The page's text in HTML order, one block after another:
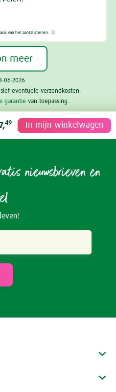
van het aantal sterren.
meer
06-2026
eventuele verzendkosten.
garantie van toepassing.
49 In mijn winkelwagen
nieuwsbrieven en